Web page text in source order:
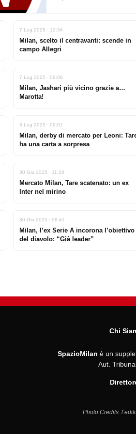
7 Lug 2025 · 12:34
Milan, scelto il centravanti: scende in
campo Allegri
7 Lug 2025 · 09:08
Milan, Jashari più vicino grazie a…
Marotta!
3 Lug 2025 · 09:01
Milan, derby di mercato per Leoni:
ha una carta a sorpresa
30 Giu 2025 · 11:20
Mercato Milan, Tare scatenato: un ex
Inter nel mirino
30 Giu 2025 · 08:41
Milan, l’ex Serie A incorona l’obiettivo
del diavolo: “Già leader”
Chi
SpazioMilan è un
Aut.
Photo Credits: